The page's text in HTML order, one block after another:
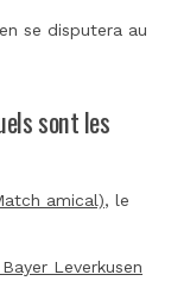
se disputera au
sont les
amical), le
Leverkusen